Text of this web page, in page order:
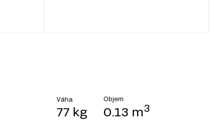
Váha
77 kg
Objem
0.13 m3